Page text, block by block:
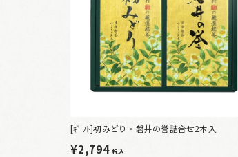
[ｷﾞﾌﾄ]初みどり・磐井の誉詰合せ2本入
¥2,794税込